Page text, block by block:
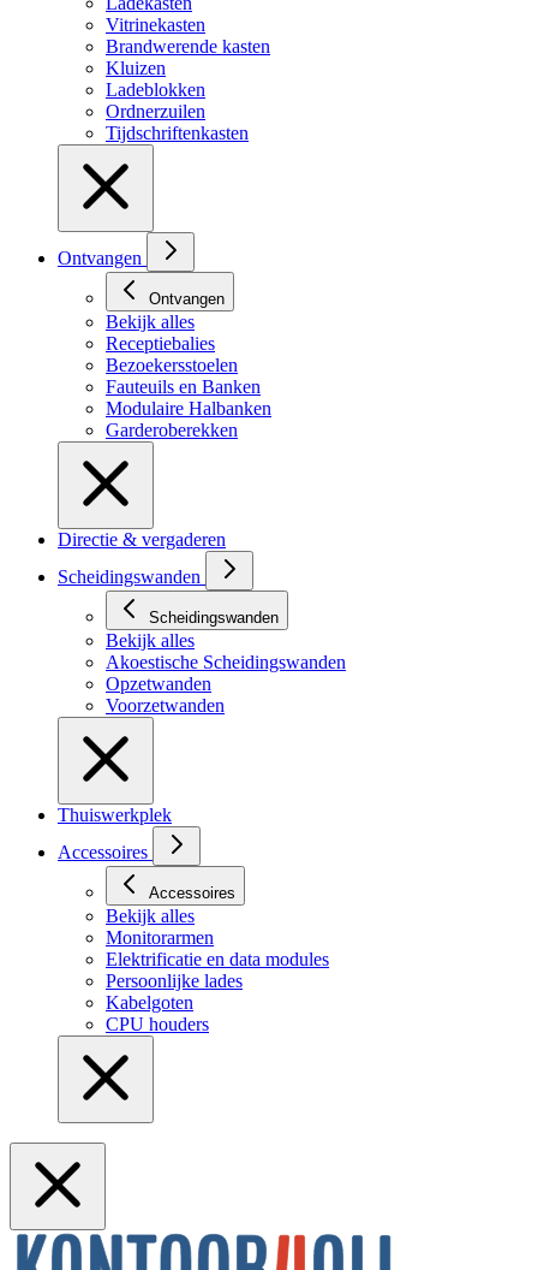
Vitrinekasten
Brandwerende kasten
Kluizen
Ladeblokken
Ordnerzuilen
Tijdschriftenkasten
Ontvangen
Ontvangen
Bekijk alles
Receptiebalies
Bezoekersstoelen
Fauteuils en Banken
Modulaire Halbanken
Garderoberekken
Directie & vergaderen
Scheidingswanden
Scheidingswanden
Bekijk alles
Akoestische Scheidingswanden
Opzetwanden
Voorzetwanden
Thuiswerkplek
Accessoires
Accessoires
Bekijk alles
Monitorarmen
Elektrificatie en data modules
Persoonlijke lades
Kabelgoten
CPU houders